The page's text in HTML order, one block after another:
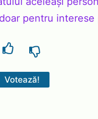
pentru interese